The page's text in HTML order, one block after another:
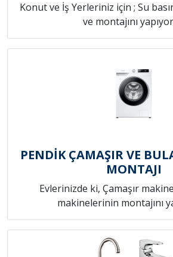
Konut ve İş Yerleriniz için ; Su
ve montajını
PENDİK ÇAMAŞIR VE
MONTAJI
Evlerinizde ki, Çamaşır
makinelerinin montajını